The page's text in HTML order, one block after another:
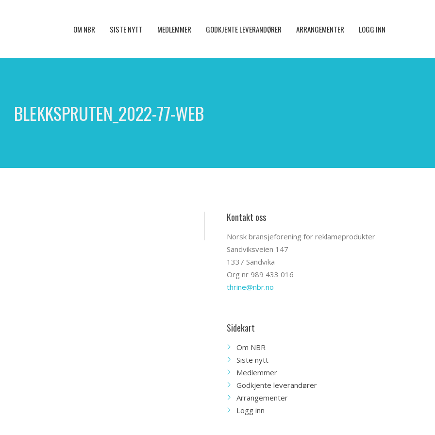
OM NBR SISTE NYTT MEDLEMMER GODKJENTE LEVERANDØRER ARRANGEMENTER LOGG INN
BLEKKSPRUTEN_2022-77-WEB
Kontakt oss
Norsk bransjeforening for reklameprodukter
Sandviksveien 147
1337 Sandvika
Org nr 989 433 016
thrine@nbr.no
Sidekart
Om NBR
Siste nytt
Medlemmer
Godkjente leverandører
Arrangementer
Logg inn